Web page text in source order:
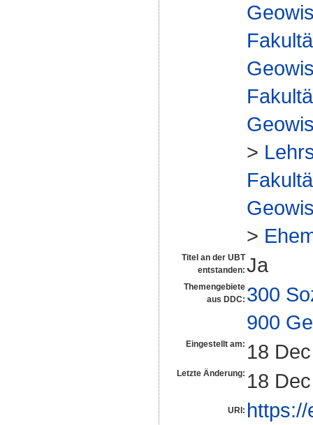
>
>
Titel an der UBT
entstanden: Ja
Themengebiete
aus DDC: 300
900
Eingestellt am: 18
Letzte Änderung: 18
URI: